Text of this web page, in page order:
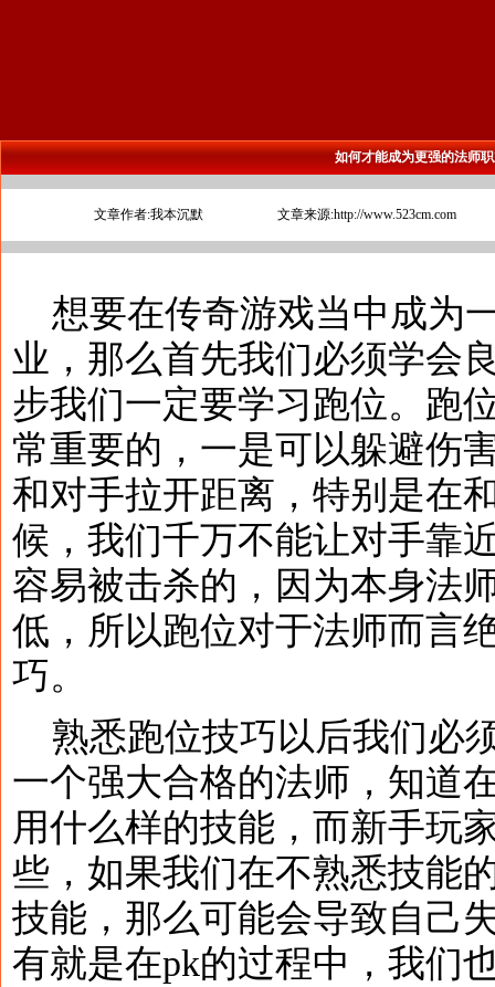
如何才能成为更强的法师
文章作者:我本沉默 文章来源:http://www.523cm.com
想要在传奇游戏当中成为
业，那么首先我们必须学会
步我们一定要学习跑位。跑
常重要的，一是可以躲避伤
和对手拉开距离，特别是在
候，我们千万不能让对手靠
容易被击杀的，因为本身法
低，所以跑位对于法师而言
巧。
熟悉跑位技巧以后我们必
一个强大合格的法师，知道
用什么样的技能，而新手玩
些，如果我们在不熟悉技能
技能，那么可能会导致自己
有就是在pk的过程中，我们